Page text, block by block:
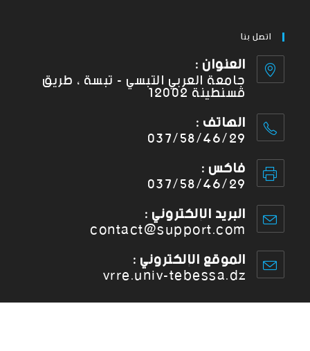
اتصل بنا
العنوان :
جامعة العربي التبسي - تبسة ، طريق
قسنطينة 12002
الهاتف :
037/58/46/29
فاكس :
037/58/46/29
البريد الإلكتروني :
contact@support.com
الموقع الإلكتروني :
vrre.univ-tebessa.dz